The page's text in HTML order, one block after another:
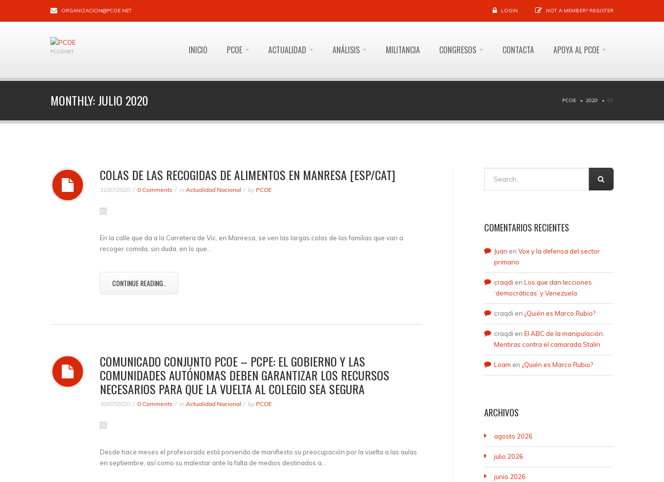
ORGANIZACION@PCOE.NET LOGIN NOT A MEMBER? REGISTER
PCOENET INICIO PCOE ACTUALIDAD ANÁLISIS MILITANCIA CONGRESOS CONTACTA APOYA AL PCOE
MONTHLY:JULIO 2020 PCOE 2020 07
COLAS DE LAS RECOGIDAS DE ALIMENTOS EN MANRESA [ESP/CAT]
31/07/2020 0 Comments in Actualidad Nacional by PCOE
En la calle que da a la Carretera de Vic, en Manresa, se ven las largas colas de las familias que van a
recoger comida, sin duda, en lo que…
CONTINUE READING..
COMUNICADO CONJUNTO PCOE – PCPE: EL GOBIERNO Y LAS
COMUNIDADES AUTÓNOMAS DEBEN GARANTIZAR LOS RECURSOS
NECESARIOS PARA QUE LA VUELTA AL COLEGIO SEA SEGURA
30/07/2020 0 Comments in Actualidad Nacional by PCOE
Desde hace meses el profesorado está poniendo de manifiesto su preocupación por la vuelta a las aulas
en septiembre, así como su malestar ante la falta de medios destinados a…
COMENTARIOS RECIENTES
Juan en Vox y la defensa del sector
primario
craqdi en Los que dan lecciones
‘democráticas’ y Venezuela
craqdi en ¿Quién es Marco Rubio?
craqdi en El ABC de la manipulación.
Mentiras contra el camarada Stalin
Loam en ¿Quién es Marco Rubio?
ARCHIVOS
agosto 2026
julio 2026
junio 2026